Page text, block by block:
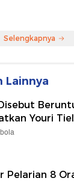
Selengkapnya
Lainnya
Youri
Pelarian 8